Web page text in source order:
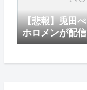
【悲報】兎田
ホロメンが配
強行してしまう